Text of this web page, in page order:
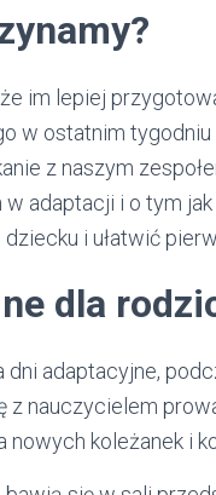
im lepiej
w ostatnim
z naszym
adaptacji i o tym
i ułatwić
dla
dni adaptacyjne,
z nauczycielem
nowych koleżanek i